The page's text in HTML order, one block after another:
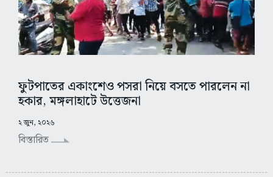
ফুটপাতের একাংশেও পসরা নিয়ে বসতে পারলেন না
হকার, মঙ্গলাহাটে উত্তেজনা
২ জুন, ২০২৬
বিস্তারিত